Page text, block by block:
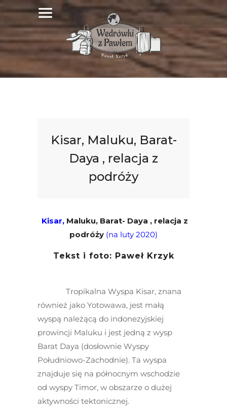
Kisar, Maluku, Barat-
Daya , relacja z
podróży
Kisar, Maluku, Barat- Daya , relacja z
podróży (na luty 2020)
Tekst i foto: Paweł Krzyk
Tropikalna Wyspa Kisar, znana
również jako Yotowawa, jest małą
wyspą należącą do indonezyjskiej
prowincji Maluku i jest jedną z wysp
Barat Daya (dosłownie Wyspy
Południowo-Zachodnie). Ta wyspa
znajduje się na północnym wschodzie
od wyspy Timor, w obszarze o dużej
aktywności tektonicznej.